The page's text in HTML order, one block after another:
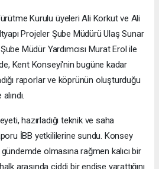
Kurulu üyeleri Ali Korkut ve Ali
Projeler Şube Müdürü Ulaş Sunar
Müdür Yardımcısı Murat Erol ile
Kent Konseyi'nin bugüne kadar
raporlar ve köprünün oluşturduğu
hazırladığı teknik ve saha
İBB yetkililerine sundu. Konsey
olmasına rağmen kalıcı bir
arasında ciddi bir endişe yarattığını